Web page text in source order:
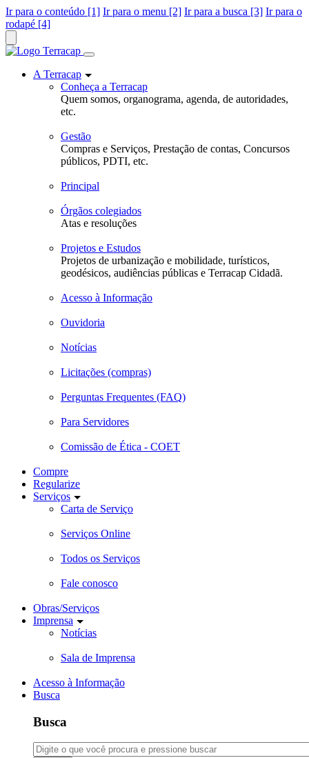
Ir para o conteúdo [1] Ir para o menu [2] Ir para a busca [3] Ir para o
rodapé [4]
A Terracap
Conheça a Terracap
Quem somos, organograma, agenda, de autoridades,
etc.
Gestão
Compras e Serviços, Prestação de contas, Concursos
públicos, PDTI, etc.
Principal
Órgãos colegiados
Atas e resoluções
Projetos e Estudos
Projetos de urbanização e mobilidade, turísticos,
geodésicos, audiências públicas e Terracap Cidadã.
Acesso à Informação
Ouvidoria
Notícias
Licitações (compras)
Perguntas Frequentes (FAQ)
Para Servidores
Comissão de Ética - COET
Compre
Regularize
Serviços
Carta de Serviço
Serviços Online
Todos os Serviços
Fale conosco
Obras/Serviços
Imprensa
Notícias
Sala de Imprensa
Acesso à Informação
Busca
Busca